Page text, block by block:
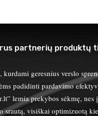
partnerių produktų
kurdami geresnius verslo
padidinti pardavimo
lemia prekybos sėkmę,
srautą, visiškai optimizuotą